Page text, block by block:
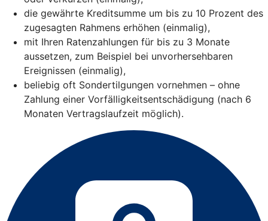
die gewährte Kreditsumme um bis zu 10 Prozent des
zugesagten Rahmens erhöhen (einmalig),
mit Ihren Ratenzahlungen für bis zu 3 Monate
aussetzen, zum Beispiel bei unvorhersehbaren
Ereignissen (einmalig),
beliebig oft Sondertilgungen vornehmen – ohne
Zahlung einer Vorfälligkeitsentschädigung (nach 6
Monaten Vertragslaufzeit möglich).